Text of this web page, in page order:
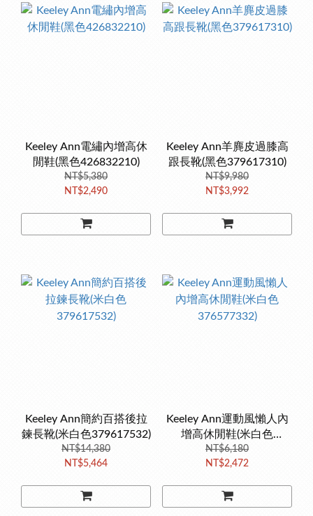
Keeley Ann電繡內增高休
閒鞋(黑色426832210)
NT$5,380
NT$2,490
Keeley Ann羊麂皮過膝高
跟長靴(黑色379617310)
NT$9,980
NT$3,992
Keeley Ann簡約百搭後拉
鍊長靴(米白色379617532)
NT$14,380
NT$5,464
Keeley Ann運動風懶人內
增高休閒鞋(米白色
376577332)
NT$6,180
NT$2,472